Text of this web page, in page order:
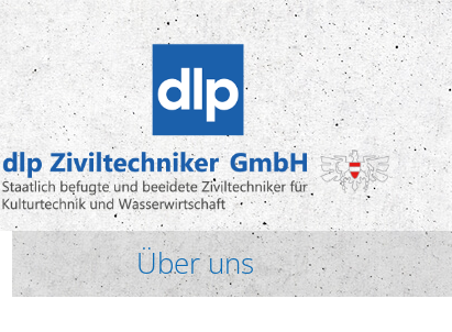
Über uns